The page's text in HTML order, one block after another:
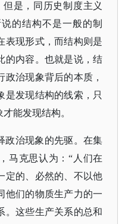
是，同历史制度主义
的结构不是一般的制
表现形式，而结构则是
的内容。也就是说，结
治现象背后的本质，
是发现结构的线索，只
能发现结构。
政治现象的先驱。在集
马克思认为：“人们在
定的、必然的、不以他
他们的物质生产力的一
。这些生产关系的总和